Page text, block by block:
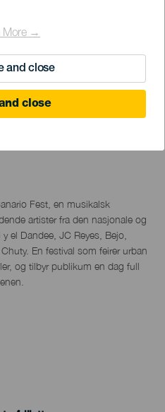
More →
and close
close
Fest, en musikalsk
artister fra den nasjonale og
el Dandee, JC Reyes, Bejo,
En festival som feirer urban
og tilbyr publikum en dag full